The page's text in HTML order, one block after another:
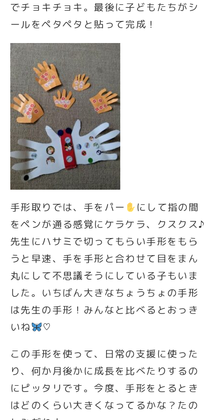
でチョキチョキ。最後に子どもたちがシ
ールをペタペタと貼って完成！
手形取りでは、手をパー
にして指の間
をペンが通る感覚にケラケラ、クスクス♪
先生にハサミで切ってもらい手形をもら
うと早速、手を手形と合わせて目をまん
丸にして不思議そうにしている子もいま
した。いちばん大きなちょうちょの手形
は先生の手形！みんなと比べるとおっき
いね
♡
この手形を使って、日常の支援に使った
り、何か月後かに成長を比べたりするの
にピッタリです。今度、手形をとるとき
はどのくらい大きくなってるかな？たの